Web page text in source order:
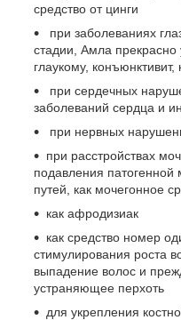
средство от цинги
при заболеваниях
стадии, Амла прекрасно
глаукому, конъюнктивит,
при сердечных
заболеваний сердца и
при нервных
при расстройствах
подавления
путей, как мочегонное
как афродизиак
как средство номер
стимулирования роста
выпадение волос и
устраняющее перхоть
для укрепления